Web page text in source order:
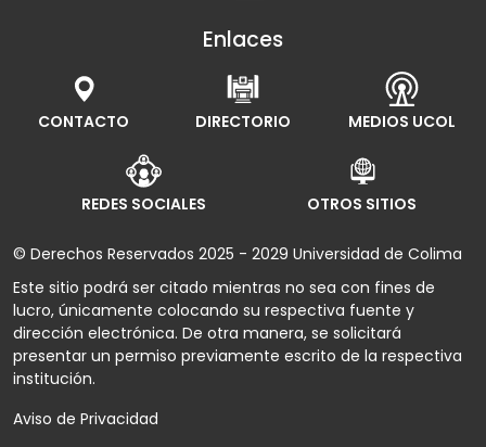
Enlaces
CONTACTO DIRECTORIO MEDIOS UCOL
REDES SOCIALES OTROS SITIOS
© Derechos Reservados 2025 - 2029 Universidad de Colima
Este sitio podrá ser citado mientras no sea con fines de
lucro, únicamente colocando su respectiva fuente y
dirección electrónica. De otra manera, se solicitará
presentar un permiso previamente escrito de la respectiva
institución.
Aviso de Privacidad